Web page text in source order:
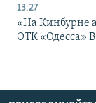
13:27
«На Кинбурне
ОТК «Одесса»